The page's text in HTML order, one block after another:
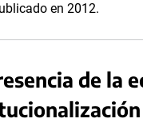
en 2012.
de la